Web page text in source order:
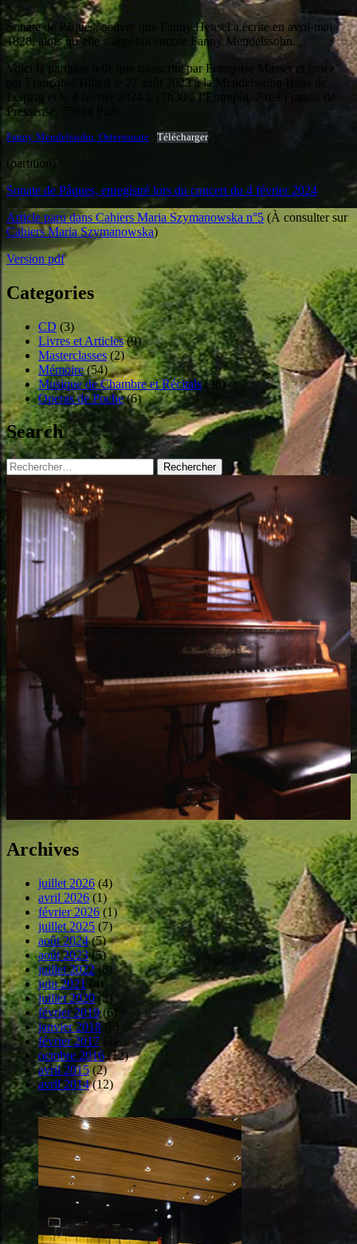
Sonate de Pâques, oeuvre que Fanny Hensel a écrite en avril-mai
1828, alors qu’elle s’appelait encore Fanny Mendelssohn.
Voici la partition telle que transcrite par Françoise Masset et jouée
par Françoise Tillard le 27 août 2023 à la Mendelssohn Haus de
Leipzig et le 4 février 2024 à 17h30 à l’Entrepôt, 7 rue Francis de
Pressensé, 75014 Paris
Fanny Mendelssohn, Ostersonate Télécharger
(partition)
Sonate de Pâques, enregistré lors du concert du 4 février 2024
Article paru dans Cahiers Maria Szymanowska n°5 (À consulter sur
Cahiers Maria Szymanowska)
Version pdf
Categories
CD (3)
Livres et Articles(9)
Masterclasses (2)
Mémoire(54)
Musique de Chambre et Récitals(38)
Operas de Poche(6)
Search
Rechercher :
Archives
juillet 2026 (4)
avril 2026 (1)
février 2026 (1)
juillet 2025 (7)
août 2024(5)
août 2023(5)
juillet 2022(8)
juin 2021
(4)
juillet 2020(3)
février 2019(6)
janvier 2018(6)
février 2017
octobre 2016(12)
avril 2015(2)
avril 2014(12)